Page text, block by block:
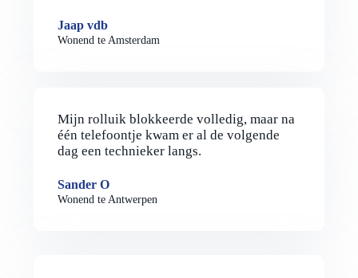
Jaap vdb
Wonend te Amsterdam
Mijn rolluik blokkeerde volledig, maar na
één telefoontje kwam er al de volgende
dag een technieker langs.
Sander O
Wonend te Antwerpen